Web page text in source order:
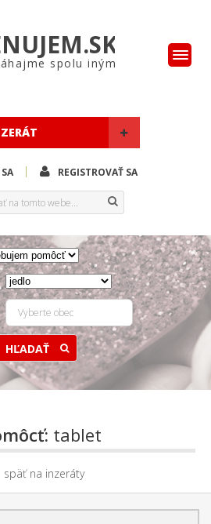
spolu iným
REGISTROVAŤ SA
HĽADAŤ
tablet
späť na inzeráty